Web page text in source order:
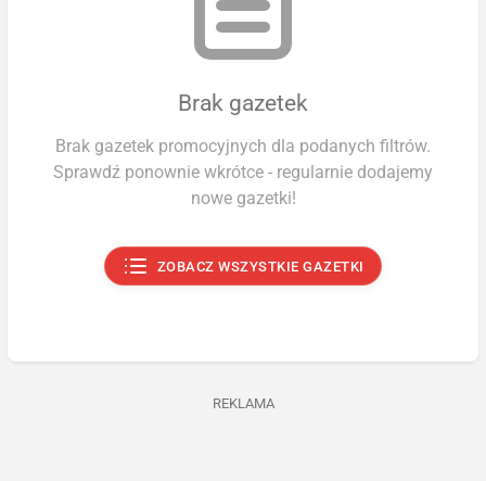
Brak gazetek
Brak gazetek promocyjnych dla podanych filtrów.
Sprawdź ponownie wkrótce - regularnie dodajemy
nowe gazetki!
ZOBACZ WSZYSTKIE GAZETKI
REKLAMA